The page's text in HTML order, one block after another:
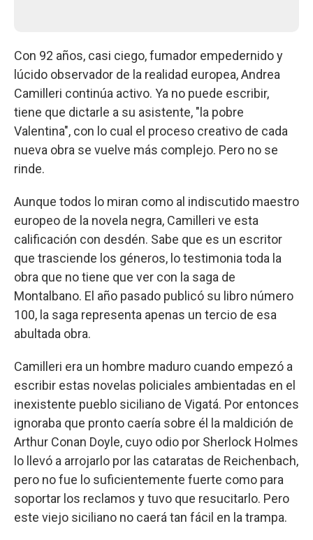
Con 92 años, casi ciego, fumador empedernido y
lúcido observador de la realidad europea, Andrea
Camilleri continúa activo. Ya no puede escribir,
tiene que dictarle a su asistente, "la pobre
Valentina", con lo cual el proceso creativo de cada
nueva obra se vuelve más complejo. Pero no se
rinde.
Aunque todos lo miran como al indiscutido maestro
europeo de la novela negra, Camilleri ve esta
calificación con desdén. Sabe que es un escritor
que trasciende los géneros, lo testimonia toda la
obra que no tiene que ver con la saga de
Montalbano. El año pasado publicó su libro número
100, la saga representa apenas un tercio de esa
abultada obra.
Camilleri era un hombre maduro cuando empezó a
escribir estas novelas policiales ambientadas en el
inexistente pueblo siciliano de Vigatá. Por entonces
ignoraba que pronto caería sobre él la maldición de
Arthur Conan Doyle, cuyo odio por Sherlock Holmes
lo llevó a arrojarlo por las cataratas de Reichenbach,
pero no fue lo suficientemente fuerte como para
soportar los reclamos y tuvo que resucitarlo. Pero
este viejo siciliano no caerá tan fácil en la trampa.